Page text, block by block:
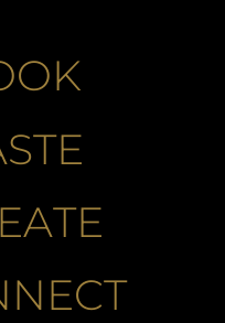
OK
STE
EATE
NECT